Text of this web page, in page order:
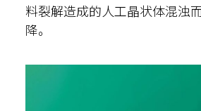
料裂解造成的人工晶状体混浊
降。